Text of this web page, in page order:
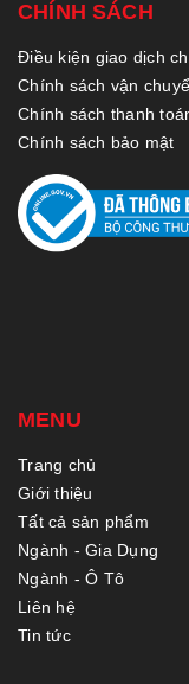
CHÍNH SÁCH
Điều kiện giao dịch
Chính sách vận
Chính sách thanh
Chính sách bảo mật
MENU
Trang chủ
Giới thiệu
Tất cả sản phẩm
Ngành - Gia Dụng
Ngành - Ô Tô
Liên hệ
Tin tức